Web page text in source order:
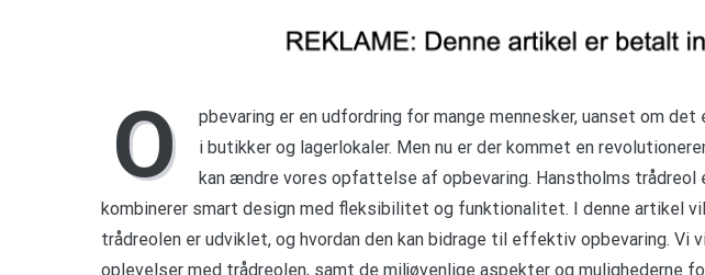
O
pbevaring er en udfordring for mange mennesker, uanset om
i butikker og lagerlokaler. Men nu er der kommet en
kan ændre vores opfattelse af opbevaring. Hanstholms trådreol
kombinerer smart design med fleksibilitet og funktionalitet. I denne artikel
trådreolen er udviklet, og hvordan den kan bidrage til effektiv opbevaring. Vi
oplevelser med trådreolen, samt de miljøvenlige aspekter og mulighederne